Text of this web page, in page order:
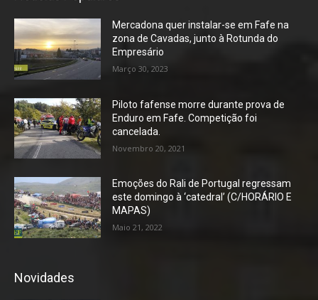
Mercadona quer instalar-se em Fafe na
zona de Cavadas, junto à Rotunda do
Empresário
Março 30, 2023
Piloto fafense morre durante prova de
Enduro em Fafe. Competição foi
cancelada.
Novembro 20, 2021
Emoções do Rali de Portugal regressam
este domingo à ‘catedral’ (C/HORÁRIO E
MAPAS)
Maio 21, 2022
Novidades